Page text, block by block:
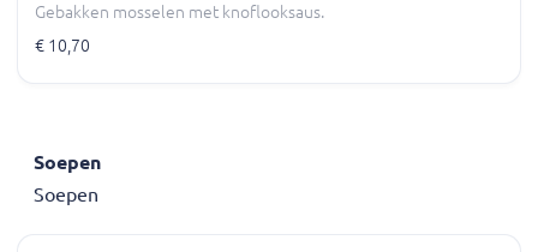
Gebakken mosselen met knoflooksaus.
€ 10,70
Soepen
Soepen